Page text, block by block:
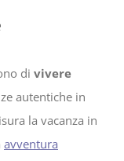
di vivere
autentiche in
la vacanza in
avventura